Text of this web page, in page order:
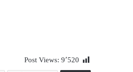
Post Views: 9٬520